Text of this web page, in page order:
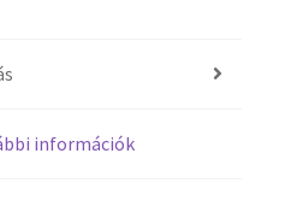
információk